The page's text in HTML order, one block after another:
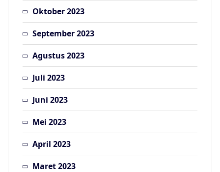
Oktober 2023
September 2023
Agustus 2023
Juli 2023
Juni 2023
Mei 2023
April 2023
Maret 2023